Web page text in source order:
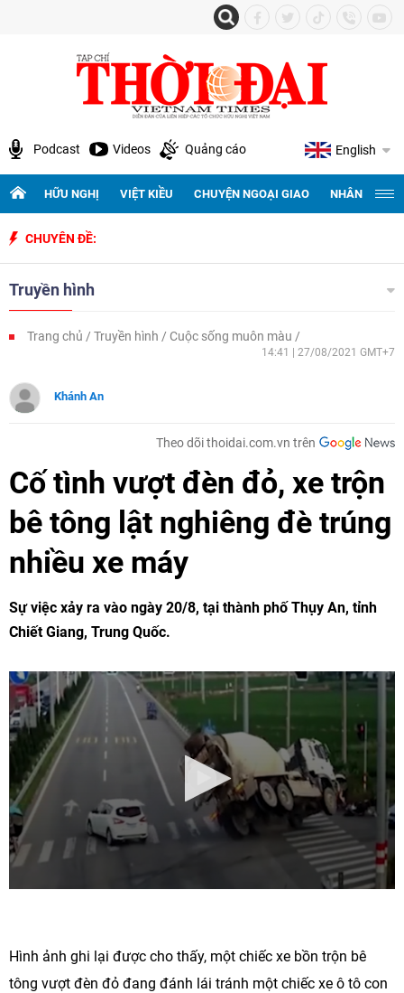
Podcast Videos Quảng cáo English
HỮU NGHỊ VIỆT KIỀU CHUYỆN NGOẠI GIAO NHÂN
CHUYÊN ĐỀ:
Truyền hình
Trang chủ Truyền hình Cuộc sống muôn màu
14:41 | 27/08/2021 GMT+7
Khánh An
Theo dõi thoidai.com.vn trên
Cố tình vượt đèn đỏ, xe trộn
bê tông lật nghiêng đè trúng
nhiều xe máy
Sự việc xảy ra vào ngày 20/8, tại thành phố Thụy An, tỉnh
Chiết Giang, Trung Quốc.
Hình ảnh ghi lại được cho thấy, một chiếc xe bồn trộn bê
tông vượt đèn đỏ đang đánh lái tránh một chiếc xe ô tô con